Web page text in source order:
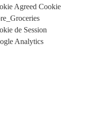
Agreed Cookie
de Session
Analytics